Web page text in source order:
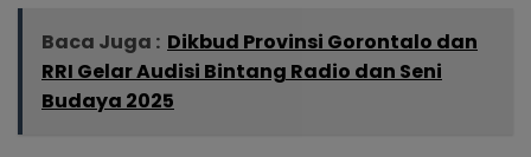
Baca Juga : Dikbud Provinsi Gorontalo dan
RRI Gelar Audisi Bintang Radio dan Seni
Budaya 2025